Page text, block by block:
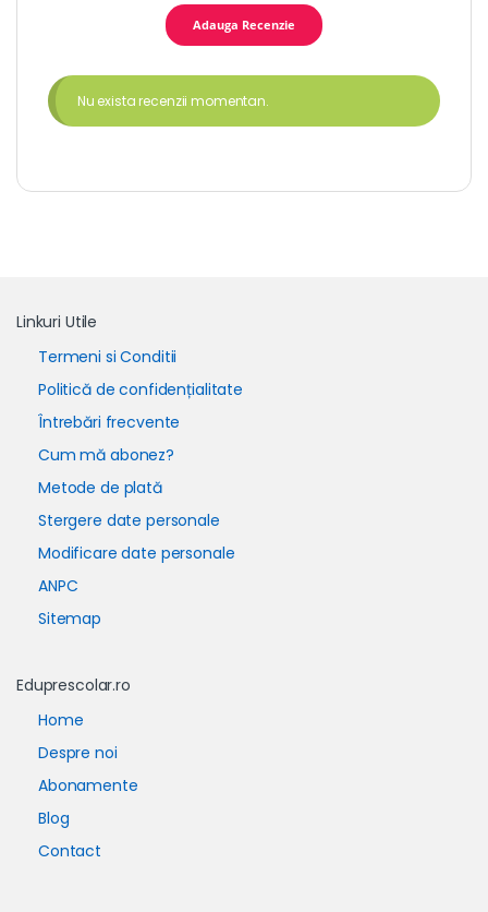
Nu exista recenzii momentan.
Linkuri Utile
Termeni si Conditii
Politică de confidențialitate
Întrebări frecvente
Cum mă abonez?
Metode de plată
Stergere date personale
Modificare date personale
ANPC
Sitemap
Eduprescolar.ro
Home
Despre noi
Abonamente
Blog
Contact